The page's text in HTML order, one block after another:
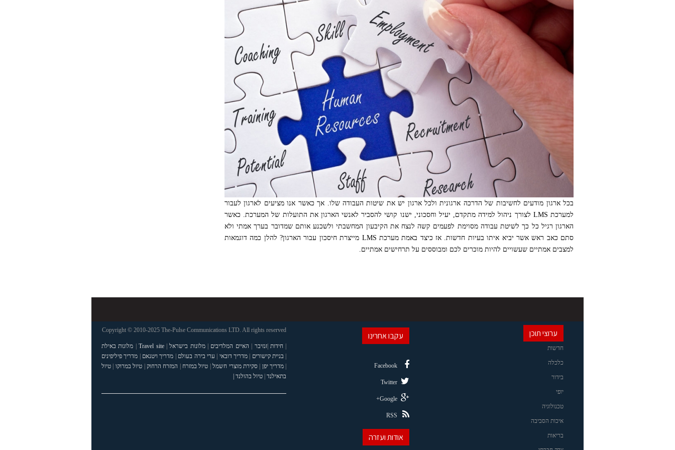
בכל ארגון מודעים לחשיבות של הדרכה ארגונית ולכל ארגון יש את שיטות העבודה שלו. אך כאשר אנו מציעים לארגון לעבור
למערכת LMS לצורך ניהול למידה מתקדם, יעיל וחסכוני, ישנו קושי להסביר לאנשי הארגון את התועלות של המערכת. כאשר
הארגון רגיל כל כך לשיטת עבודה מסוימת לפעמים קשה לנצח את הקיבעון המחשבתי ולשכנע אותם שמדובר בערך אמתי ולא
סתם כאב ראש אשר יביא איתו בעיות חדשות. אז כיצד באמת מערכת LMS מייצרת חיסכון עבור הארגון? להלן כמה דוגמאות
למצבים אמתיים שעשויים להיות מוכרים לכם ומבוססים על תרחישים אמתיים.
ערוצי תוכן
חדשות
כלכלה
בידור
יופי
טכנולוגיה
איכות הסביבה
בריאות
עקבו אחרינו
Facebook
Twitter
Google+
RSS
אודות ועזרה
Copyright © 2010-2025 The-Pulse Communications LTD. All rights reserved
| חידות |זנזיבר | האיים המלדיבים |מלונות בישראל|
Travel site
| מלונות באילת
| בניית קישורים |מדריך דובאי | ערי בירה בעולם | מדריך ויטנאם | מדריך פיליפינים
| מדריך יפן |סקירת מוצרי חשמל| טיול במזרח | המזרח הרחוק | טיול במרוקו | טיול
בתאילנד| טיול בהולנד |